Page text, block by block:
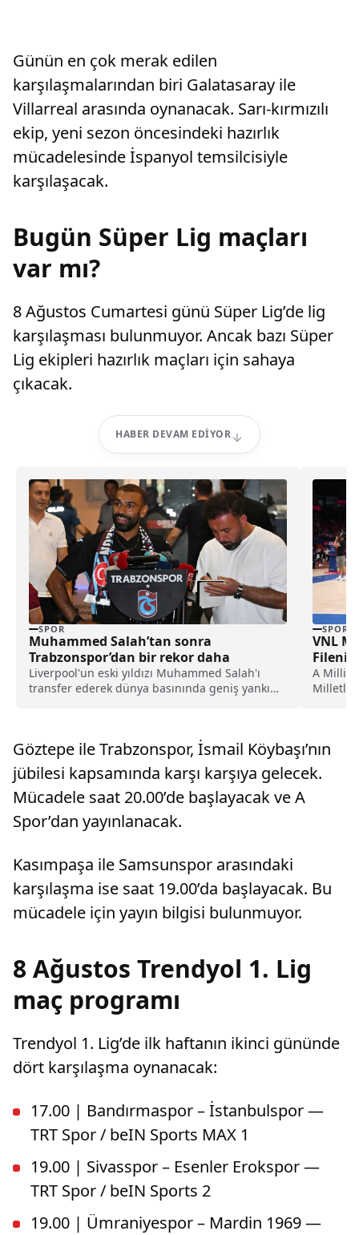
Günün en çok merak edilen
karşılaşmalarından biri Galatasaray ile
Villarreal arasında oynanacak. Sarı-kırmızılı
ekip, yeni sezon öncesindeki hazırlık
mücadelesinde İspanyol temsilcisiyle
karşılaşacak.
Bugün Süper Lig maçları
var mı?
8 Ağustos Cumartesi günü Süper Lig’de lig
karşılaşması bulunmuyor. Ancak bazı Süper
Lig ekipleri hazırlık maçları için sahaya
çıkacak.
HABER DEVAM EDIYOR
SPOR
Muhammed Salah’tan sonra
Trabzonspor’dan bir rekor daha
Liverpool'un eski yıldızı Muhammed Salah'ı
transfer ederek dünya basınında geniş yankı
açıkladı.
SPOR
VNL
A Milli
Milletler
Göztepe ile Trabzonspor, İsmail Köybaşı’nın
jübilesi kapsamında karşı karşıya gelecek.
Mücadele saat 20.00’de başlayacak ve A
Spor’dan yayınlanacak.
Kasımpaşa ile Samsunspor arasındaki
karşılaşma ise saat 19.00’da başlayacak. Bu
mücadele için yayın bilgisi bulunmuyor.
8 Ağustos Trendyol 1. Lig
maç programı
Trendyol 1. Lig’de ilk haftanın ikinci gününde
dört karşılaşma oynanacak:
17.00 | Bandırmaspor – İstanbulspor —
TRT Spor / beIN Sports MAX 1
19.00 | Sivasspor – Esenler Erokspor —
TRT Spor / beIN Sports 2
19.00 | Ümraniyespor – Mardin 1969 —